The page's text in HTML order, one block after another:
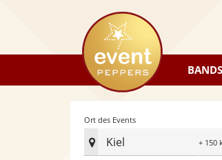
eventpeppers
Ort des Events
Kiel
Radius